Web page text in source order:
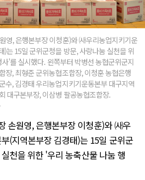
영, 은행본부장 이청훈)와 ㈔우리농업지키기운
)는 15일 군위군청을 방문, 사랑나눔 실천을 위
'를 실시했다. 왼쪽부터 박병선 농협군위군지
장, 최형준 군위농협조합장, 이청훈 농협은행
수, 김경태 우리농업지키기운동본부 대구지역
대구본부장, 이삼병 팔공농협조합장.
손원영, 은행본부장 이청훈)와 ㈔우
(지역본부장 김경태)는 15일 군위군
천을 위한 '우리 농축산물 나눔 행